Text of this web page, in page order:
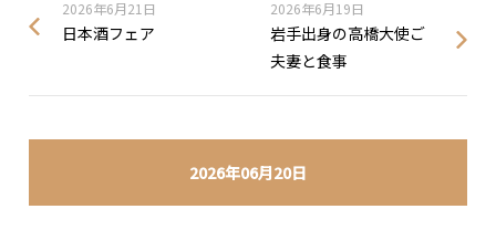
2026年06月20日
2026年6月21日
日本酒フェア
2026年6月19日
岩手出身の高橋大使ご
夫妻と食事